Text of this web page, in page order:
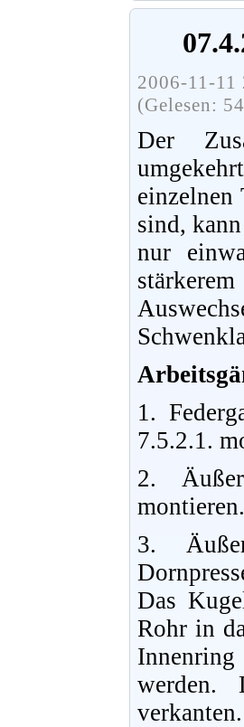
2006-11-
(Gelesen:
Der
sind,
nur
1.
7.5.2.1.
2.
montieren.
3.
Das
Rohr in
werden.
verkanten.